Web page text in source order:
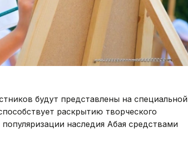
будут представлены на специальной
раскрытию творческого
наследия Абая средствами